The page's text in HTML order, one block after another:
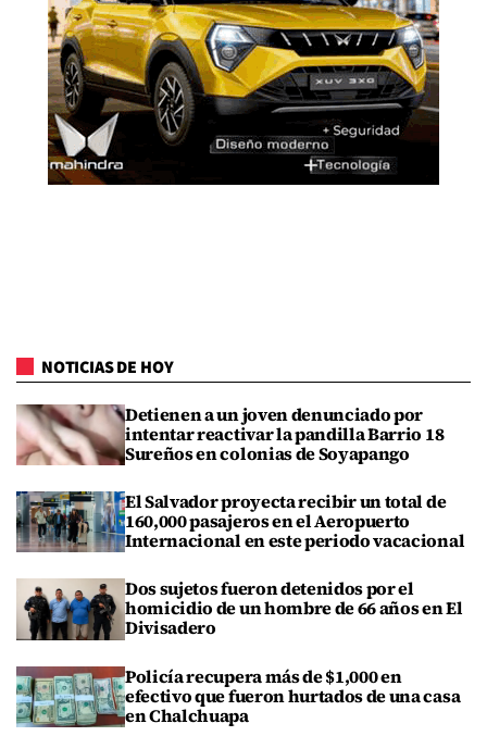
NOTICIAS DE HOY
Detienen a un joven denunciado por
intentar reactivar la pandilla Barrio 18
Sureños en colonias de Soyapango
El Salvador proyecta recibir un total de
160,000 pasajeros en el Aeropuerto
Internacional en este periodo vacacional
Dos sujetos fueron detenidos por el
homicidio de un hombre de 66 años en El
Divisadero
Policía recupera más de $1,000 en
efectivo que fueron hurtados de una casa
en Chalchuapa